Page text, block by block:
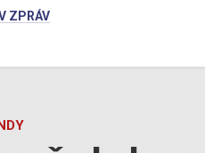
ZPRÁV